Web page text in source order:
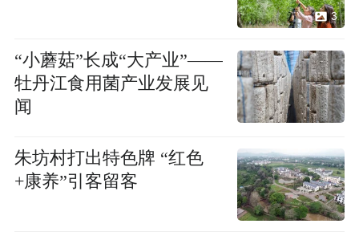
3
“小蘑菇”长成“大产业”——
牡丹江食用菌产业发展见
闻
朱坊村打出特色牌 “红色
+康养”引客留客